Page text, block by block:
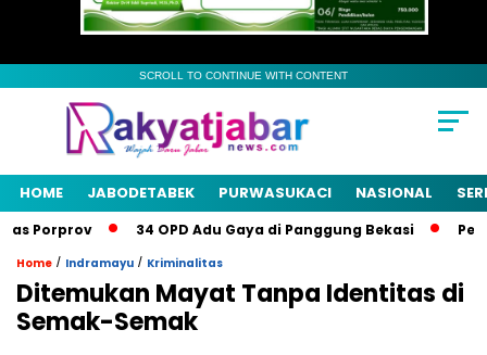
SCROLL TO CONTINUE WITH CONTENT
HOME JABODETABEK PURWASUKACI NASIONAL
Porprov 34 OPD Adu Gaya di Panggung Bekasi
Home / Indramayu / Kriminalitas
Ditemukan Mayat Tanpa Identitas di
Semak-Semak